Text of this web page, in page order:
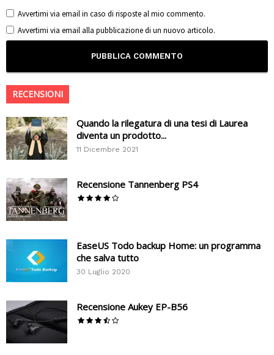
Avvertimi via email in caso di risposte al mio commento.
Avvertimi via email alla pubblicazione di un nuovo articolo.
RECENSIONI
Quando la rilegatura di una tesi di Laurea
diventa un prodotto...
11 Dicembre 2021
Recensione Tannenberg PS4
EaseUS Todo backup Home: un programma
che salva tutto
30 Luglio 2020
Recensione Aukey EP-B56